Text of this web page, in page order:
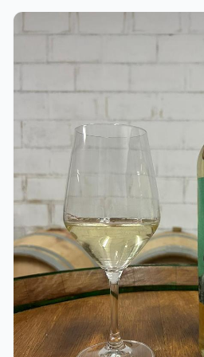
privilegiado, con inviernos fríos
proporcionan las condiciones
se caracteriza por su intenso
a frutas maduras, como cerezas
notas de especias y vainilla. En
elegante, con taninos suaves y
amplia variedad de platos,
curados hasta platos de caza y
versatilidad y sabor excepcional
elección ideal para cualquier ocasión. Si está
un vino tempranillo de alta
sabor característicos de la Rioja
más. Nuestro vino tempranillo
una experiencia única y memorable. No
oportunidad de probar este
de Rioja Alavesa. ¡Ordene
experiencia vinícola inigualable!